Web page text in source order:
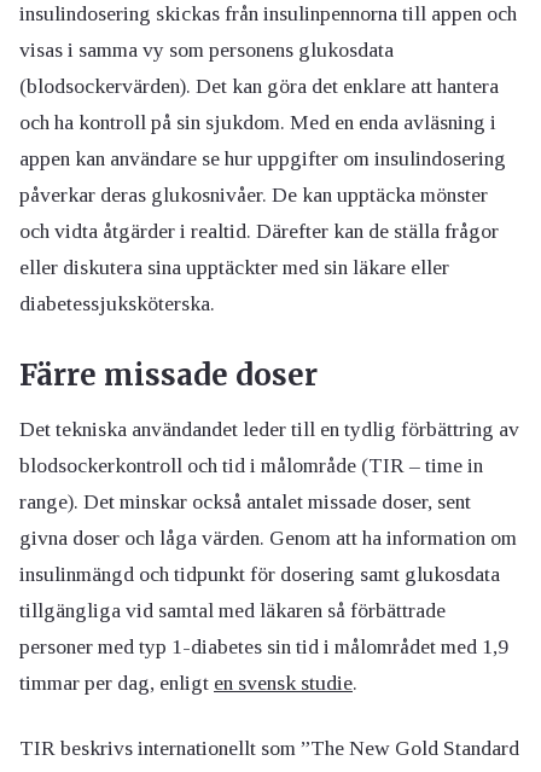
insulindosering skickas från insulinpennorna till appen och
visas i samma vy som personens glukosdata
(blodsockervärden). Det kan göra det enklare att hantera
och ha kontroll på sin sjukdom. Med en enda avläsning i
appen kan användare se hur uppgifter om insulindosering
påverkar deras glukosnivåer. De kan upptäcka mönster
och vidta åtgärder i realtid. Därefter kan de ställa frågor
eller diskutera sina upptäckter med sin läkare eller
diabetessjuksköterska.
Färre missade doser
Det tekniska användandet leder till en tydlig förbättring av
blodsockerkontroll och tid i målområde (TIR – time in
range). Det minskar också antalet missade doser, sent
givna doser och låga värden. Genom att ha information om
insulinmängd och tidpunkt för dosering samt glukosdata
tillgängliga vid samtal med läkaren så förbättrade
personer med typ 1-diabetes sin tid i målområdet med 1,9
timmar per dag, enligt en svensk studie.
TIR beskrivs internationellt som ”The New Gold Standard